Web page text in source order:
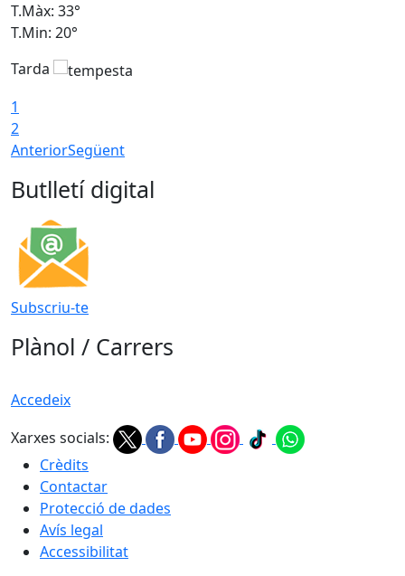
T.Màx: 33°
T.Min: 20°
Tarda
1
2
AnteriorSegüent
Butlletí digital
Subscriu-te
Plànol / Carrers
Accedeix
Xarxes socials:
Crèdits
Contactar
Protecció de dades
Avís legal
Accessibilitat